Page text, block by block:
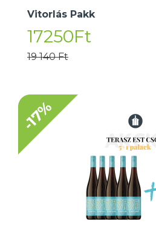
Vitorlás Pakk
17250Ft
19 140 Ft
-17%